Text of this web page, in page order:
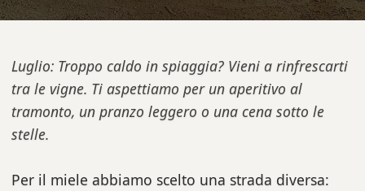
Luglio: Troppo caldo in spiaggia? Vieni a rinfrescarti
tra le vigne. Ti aspettiamo per un aperitivo al
tramonto, un pranzo leggero o una cena sotto le
stelle.
Per il miele abbiamo scelto una strada diversa: